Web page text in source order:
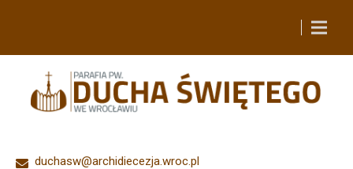
duchasw@archidiecezja.wroc.pl